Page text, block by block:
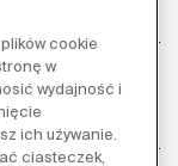
cookie
w
wydajność i
ich używanie.
ciasteczek,